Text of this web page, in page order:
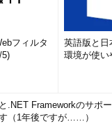
記述されたポートがス
を指定する場合は「-p
ポート オプション
-p 22
フィルタ
5)
英語版と日
環境が使い
と.NET Frameworkのサポ
（1年後ですが……）